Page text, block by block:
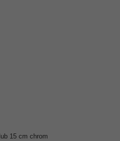
15 cm chrom